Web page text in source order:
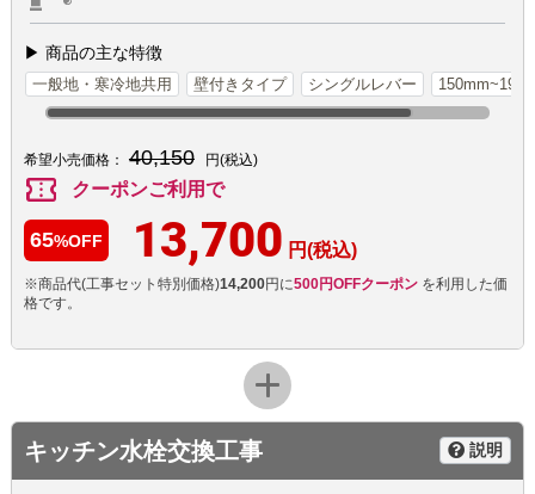
▶ 商品の主な特徴
一般地・寒冷地共用 壁付きタイプ シングルレバー
希望小売価格： 40,150 円(税込)
confirmation_number クーポンご利用で
65%OFF 13,700 円(税込)
※商品代(工事セット特別価格)14,200円に500円OFFクーポンを利用した価
格です。
キッチン水栓交換工事 説明